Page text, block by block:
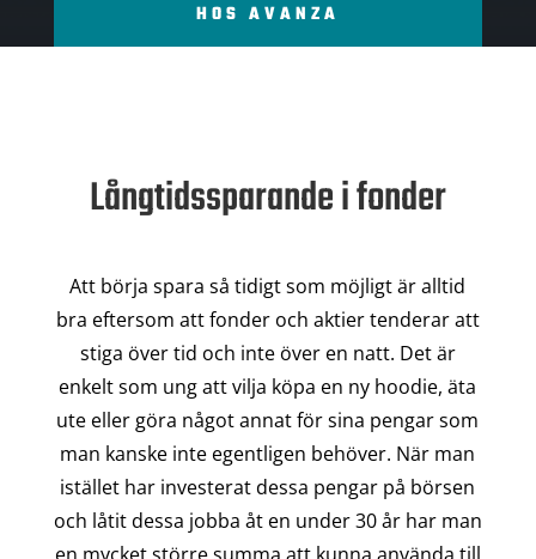
HOS AVANZA
Långtidssparande i fonder
Att börja spara så tidigt som möjligt är alltid
bra eftersom att fonder och aktier tenderar att
stiga över tid och inte över en natt. Det är
enkelt som ung att vilja köpa en ny hoodie, äta
ute eller göra något annat för sina pengar som
man kanske inte egentligen behöver. När man
istället har investerat dessa pengar på börsen
och låtit dessa jobba åt en under 30 år har man